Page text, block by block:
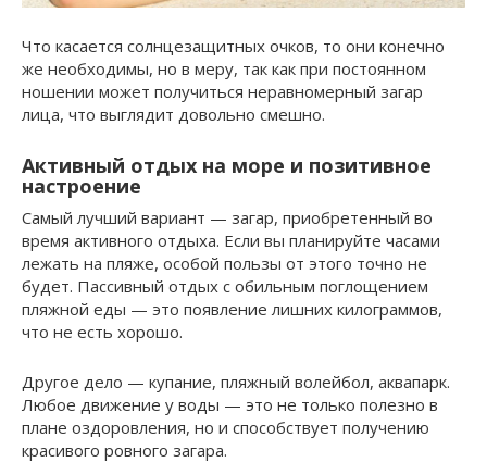
Что касается солнцезащитных очков, то они конечно
же необходимы, но в меру, так как при постоянном
ношении может получиться неравномерный загар
лица, что выглядит довольно смешно.
Активный отдых на море и позитивное
настроение
Самый лучший вариант — загар, приобретенный во
время активного отдыха. Если вы планируйте часами
лежать на пляже, особой пользы от этого точно не
будет. Пассивный отдых с обильным поглощением
пляжной еды — это появление лишних килограммов,
что не есть хорошо.
Другое дело — купание, пляжный волейбол, аквапарк.
Любое движение у воды — это не только полезно в
плане оздоровления, но и способствует получению
красивого ровного загара.